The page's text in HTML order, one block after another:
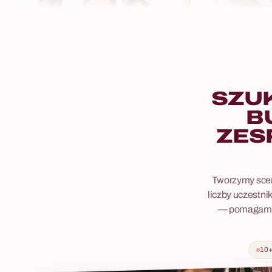
Warsztaty
scenariusz,
miksologii,
Tworzymy
liczby
—